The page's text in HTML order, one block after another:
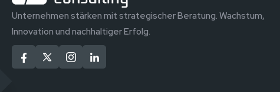
Unternehmen stärken mit strategischer Beratung. Wachstum,
Innovation und nachhaltiger Erfolg.